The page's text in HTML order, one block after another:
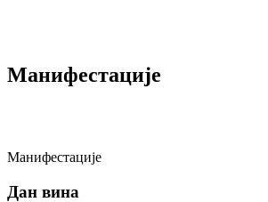
Манифестације
Манифестације
Дан вина